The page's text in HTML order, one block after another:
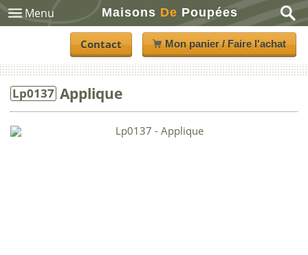
Menu Maisons De Poupées
Contact Mon panier / Faire l'achat
Lp0137 Applique